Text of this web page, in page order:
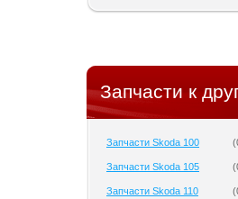
Запчасти к
Запчасти Skoda 100 (
Запчасти Skoda 105 (
Запчасти Skoda 110 (